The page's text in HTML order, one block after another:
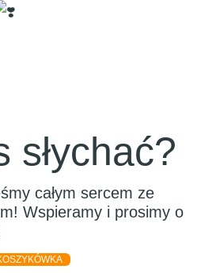
słychać?
całym sercem ze
Wspieramy i prosimy o